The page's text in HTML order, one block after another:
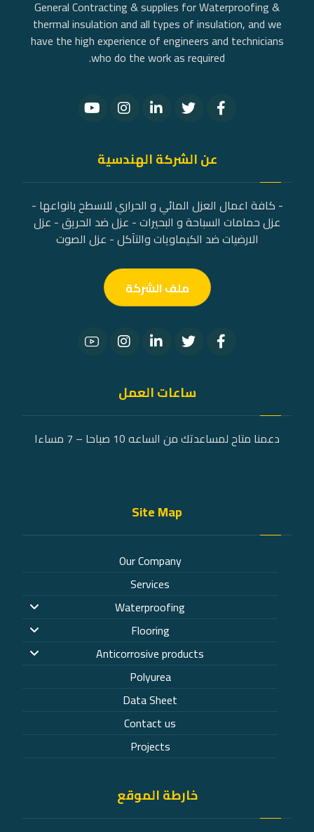
General Contracting & supplies for Waterproofing &
thermal insulation and all types of insulation, and we
have the high experience of engineers and technicians
who do the work as required.
عن الشركة الهندسية
- كافة اعمال العزل المائي و الحراري للاسطح بانواعها -
عزل حمامات السباحة و البحيرات - عزل ضد الحريق - عزل
الارضيات ضد الكيماويات والتآكل - عزل الصوت
ملف الشركة
ساعات العمل
دعمنا متاح لمساعدتك من الساعه 10 صباحا – 7 مساءا
Site Map
Our Company
Services
Waterproofing
Flooring
Anticorrosive products
Polyurea
Data Sheet
Contact us
Projects
خارطة الموقع